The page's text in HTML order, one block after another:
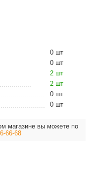
0 шт
0 шт
2 шт
2 шт
0 шт
0 шт
магазине вы можете по
66-68